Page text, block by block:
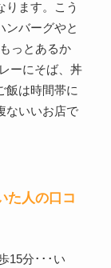
ります。こう
ンバーグやと
っとあるか
ーにそば、丼
飯は時間帯に
ないいお店で
た人の口コ
15分･･･い